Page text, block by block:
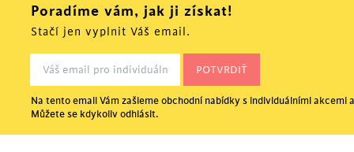
Poradíme vám, jak ji získat!
Stačí jen vyplnit Váš email.
Na tento email Vám zašleme obchodní nabídky s individuálními akcemi
Můžete se kdykoliv odhlásit.